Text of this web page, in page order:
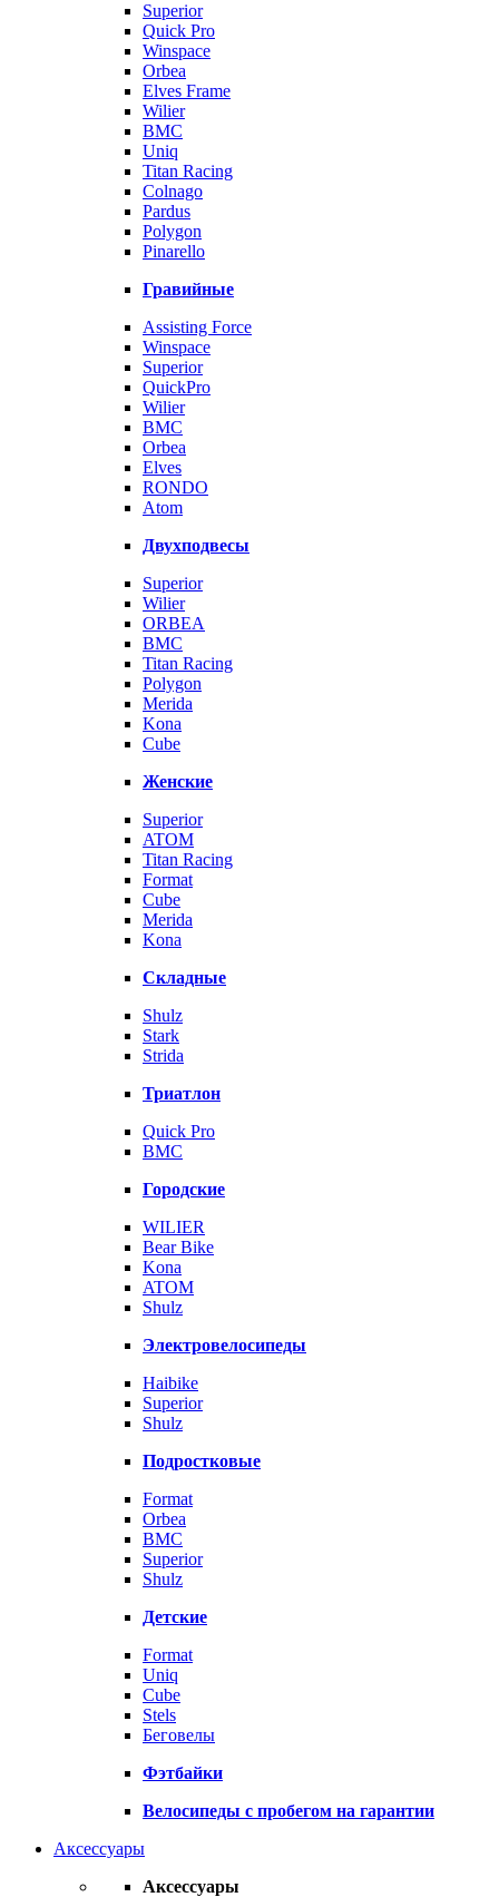
Superior
Quick Pro
Winspace
Orbea
Elves Frame
Wilier
BMC
Uniq
Titan Racing
Colnago
Pardus
Polygon
Pinarello
Гравийные
Assisting Force
Winspace
Superior
QuickPro
Wilier
BMC
Orbea
Elves
RONDO
Atom
Двухподвесы
Superior
Wilier
ORBEA
BMC
Titan Racing
Polygon
Merida
Kona
Cube
Женские
Superior
ATOM
Titan Racing
Format
Cube
Merida
Kona
Складные
Shulz
Stark
Strida
Триатлон
Quick Pro
BMC
Городские
WILIER
Bear Bike
Kona
ATOM
Shulz
Электровелосипеды
Haibike
Superior
Shulz
Подростковые
Format
Orbea
BMC
Superior
Shulz
Детские
Format
Uniq
Cube
Stels
Беговелы
Фэтбайки
Велосипеды с пробегом на гарантии
Аксессуары
Аксессуары